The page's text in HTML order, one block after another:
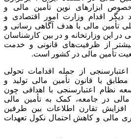
ابزارهای نوین تأمین مالی و
دیگر اقدام وزارت امور اقتصادی و
تأمین مالی با هدف آگاهی رسانی و
در این وزارتخانه و در بین کارشناسان
از ظرفیت‌های قانونی و خدمت
تأمین مالی در کشور است.
از جمله اقدامات تحولی
با قانون تأمین مالی تولید و
نظام اعتبارسنجی با اهدافی چون
در جامعه، کمک به تأمین مالی
تقارن اطلاعات بین طرفین
مالی و کاهش احتمال نکول تعهدات